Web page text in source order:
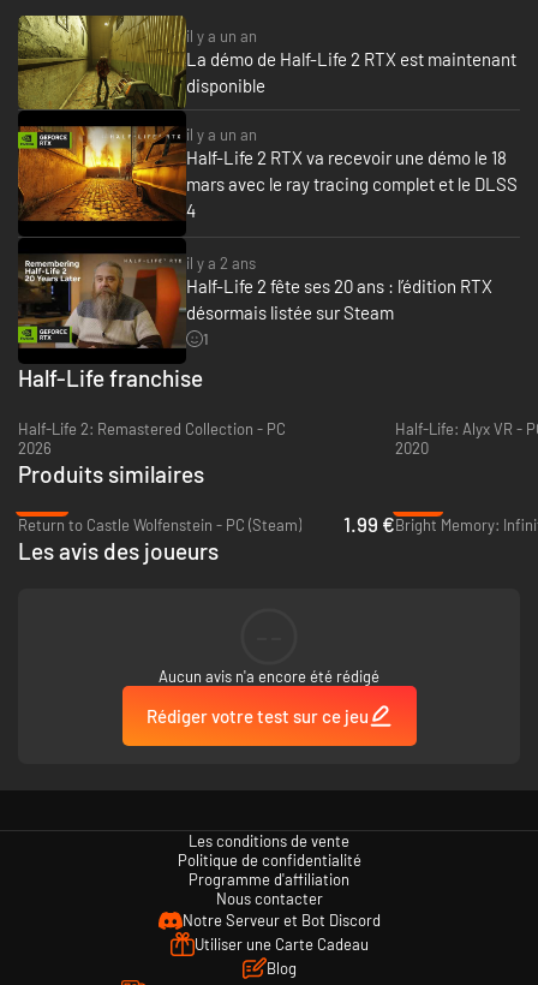
il y a un an
La démo de Half-Life 2 RTX est maintenant
disponible
il y a un an
Half-Life 2 RTX va recevoir une démo le 18
mars avec le ray tracing complet et le DLSS
4
il y a 2 ans
Half-Life 2 fête ses 20 ans : l’édition RTX
désormais listée sur Steam
1
Half-Life franchise
Half-Life 2: Remastered Collection - PC
2026
Half-Life: Alyx VR -
2020
Produits similaires
Return to Castle Wolfenstein - PC (Steam)
1.99 €Bright Memory:
Les avis des joueurs
Aucun avis n'a encore été rédigé
Rédiger votre test sur ce jeu
Les conditions de vente
Politique de confidentialité
Programme d'affiliation
Nous contacter
Notre Serveur et Bot Discord
Utiliser une Carte Cadeau
Blog